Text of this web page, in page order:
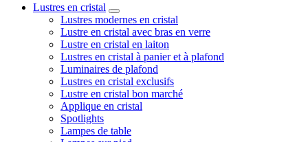
Lustres en cristal
Lustres modernes en cristal
Lustre en cristal avec bras en verre
Lustre en cristal en laiton
Lustres en cristal à panier et à plafond
Luminaires de plafond
Lustres en cristal exclusifs
Lustre en cristal bon marché
Applique en cristal
Spotlights
Lampes de table